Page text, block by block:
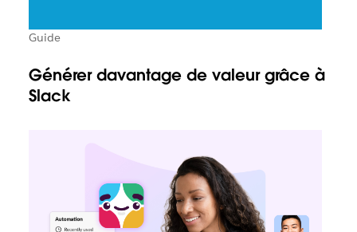
Guide
Générer davantage de valeur grâce à
Slack